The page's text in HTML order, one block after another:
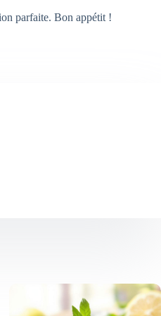
parfaite. Bon appétit !